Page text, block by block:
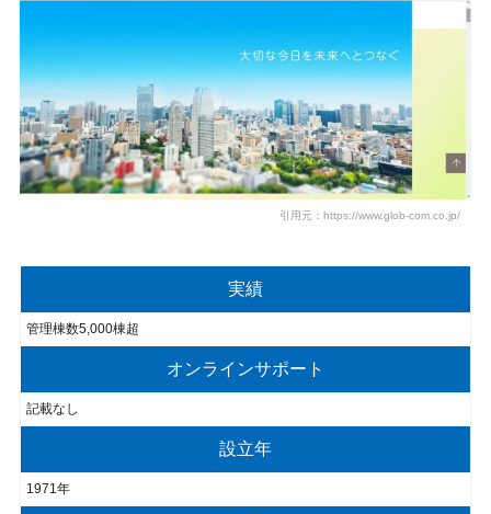
引用元：https://www.glob-com.co.jp/
実績
管理棟数5,000棟超
オンラインサポート
記載なし
設立年
1971年